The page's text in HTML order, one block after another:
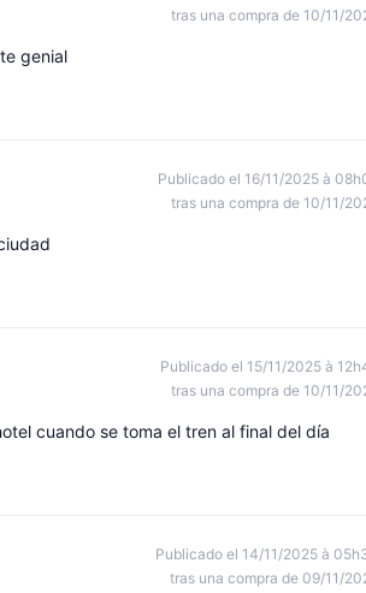
tras una compra de 10/11/
genial
Publicado el 16/11/2025 à
tras una compra de 10/11/
Publicado el 15/11/2025 à
tras una compra de 10/11/
cuando se toma el tren al final del día
Publicado el 14/11/2025 à
tras una compra de 09/11/